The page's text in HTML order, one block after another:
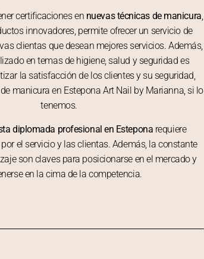
certificaciones en nuevas técnicas de manicura,
innovadores, permite ofrecer un servicio de
clientas que desean mejores servicios. Además,
en temas de higiene, salud y seguridad es
la satisfacción de los clientes y su seguridad,
manicura en Estepona Art Nail by Marianna, si lo
tenemos.
diplomada profesional en Estepona requiere
el servicio y las clientas. Además, la constante
son claves para posicionarse en el mercado y
en la cima de la competencia.